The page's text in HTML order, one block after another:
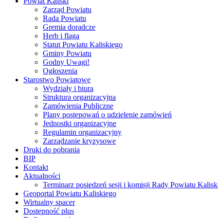
Zarząd Powiatu
Rada Powiatu
Gremia doradcze
Herb i flaga
Statut Powiatu Kaliskiego
Gminy Powiatu
Godny Uwagi!
Ogłoszenia
Starostwo Powiatowe
Wydziały i biura
Struktura organizacyjna
Zamówienia Publiczne
Plany postępowań o udzielenie zamówień
Jednostki organizacyjne
Regulamin organizacyjny
Zarządzanie kryzysowe
Druki do pobrania
BIP
Kontakt
Aktualności
Terminarz posiedzeń sesji i komisji Rady Powiatu
Geoportal Powiatu Kaliskiego
Wirtualny spacer
Dostępność plus